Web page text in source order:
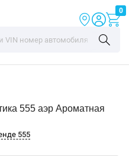
0
555 аэр Ароматная
555